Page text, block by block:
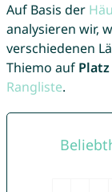
Auf Basis der
analysieren wir,
verschiedenen
Thiemo auf
Rangliste.